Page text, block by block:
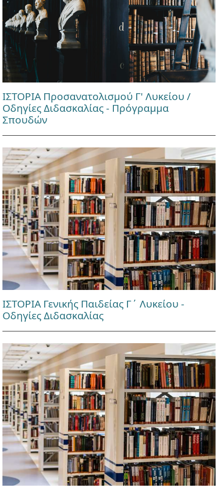
ΙΣΤΟΡΙΑ Προσανατολισμού Γ' Λυκείου /
Οδηγίες Διδασκαλίας - Πρόγραμμα
Σπουδών
ΙΣΤΟΡΙΑ Γενικής Παιδείας Γ΄ Λυκείου -
Οδηγίες Διδασκαλίας